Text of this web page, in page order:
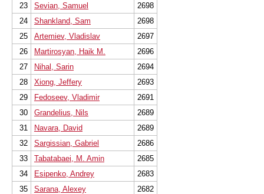
23
Sevian, Samuel
2698
24
Shankland, Sam
2698
25
Artemiev, Vladislav
2697
26
Martirosyan, Haik M.
2696
27
Nihal, Sarin
2694
28
Xiong, Jeffery
2693
29
Fedoseev, Vladimir
2691
30
Grandelius, Nils
2689
31
Navara, David
2689
32
Sargissian, Gabriel
2686
33
Tabatabaei, M. Amin
2685
34
Esipenko, Andrey
2683
35
Sarana, Alexey
2682